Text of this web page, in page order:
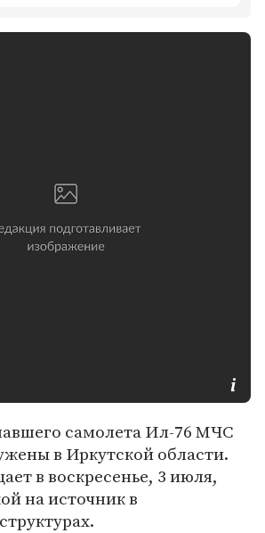
самолета Ил-76 МЧС
в Иркутской области.
в воскресенье, 3 июля,
на источник в